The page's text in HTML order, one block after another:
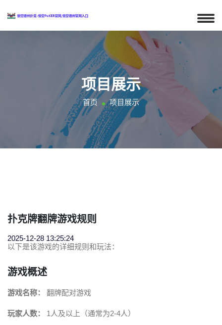
项目展示
首页 项目展示
扑克牌翻牌游戏规则
2025-12-28 13:25:24
以下是该游戏的详细规则和玩法：
游戏概述
游戏名称： 翻牌配对游戏
玩家人数： 1人及以上（通常为2-4人）